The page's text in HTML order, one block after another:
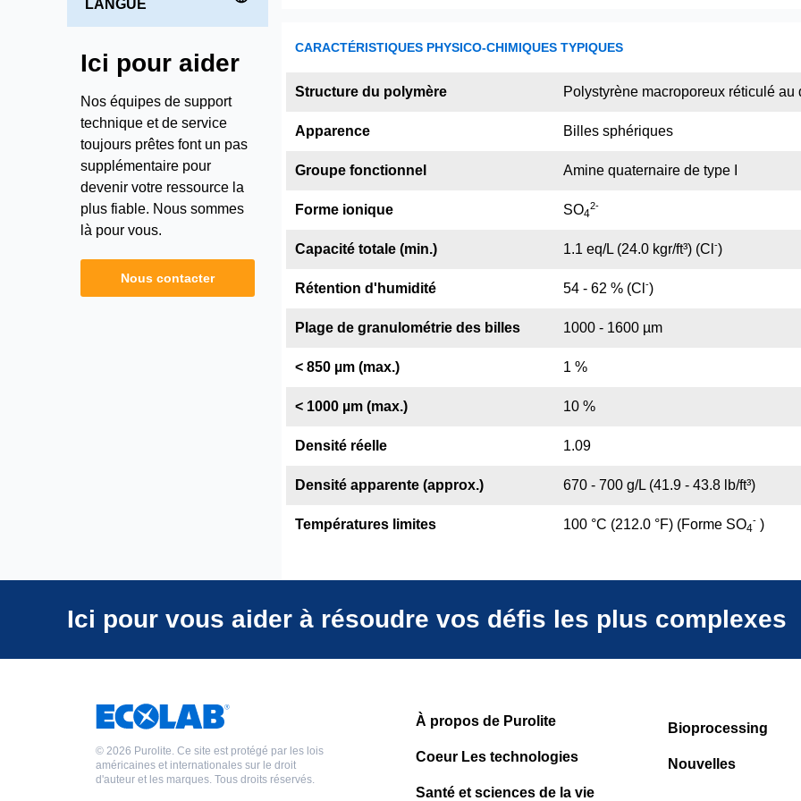
LANGUE
Ici pour aider
Nos équipes de support
technique et de service
toujours prêtes font un pas
supplémentaire pour
devenir votre ressource la
plus fiable. Nous sommes
là pour vous.
Nous contacter
CARACTÉRISTIQUES PHYSICO-CHIMIQUES TYPIQUES
Structure du polymère Polystyrène macroporeux réticulé au
Apparence Billes sphériques
Groupe fonctionnel Amine quaternaire de type I
Forme ionique SO4
2-
Capacité totale (min.) 1.1 eq/L (24.0 kgr/ft³) (Cl -)
Rétention d'humidité 54 - 62 % (Cl -)
Plage de granulométrie des billes 1000 - 1600 µm
< 850 µm (max.) 1 %
< 1000 µm (max.) 10 %
Densité réelle 1.09
Densité apparente (approx.) 670 - 700 g/L (41.9 - 43.8 lb/ft³)
Températures limites 100 °C (212.0 °F) (Forme SO4
-)
Ici pour vous aider à résoudre vos défis les plus complexes
© 2026 Purolite. Ce site est protégé par les lois
américaines et internationales sur le droit
d'auteur et les marques. Tous droits réservés.
À propos de Purolite
Coeur Les technologies
Santé et sciences de la vie
Bioprocessing
Nouvelles